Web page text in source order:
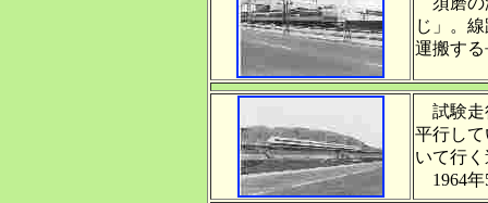
じ」。
運搬す
試験走
平行し
いて行
1964年